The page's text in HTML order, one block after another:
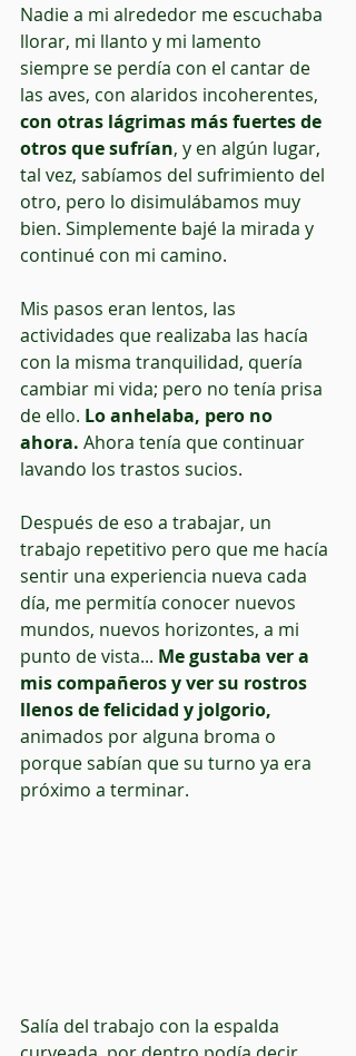
Nadie a mi alrededor me escuchaba
llorar, mi llanto y mi lamento
siempre se perdía con el cantar de
las aves, con alaridos incoherentes,
con otras lágrimas más fuertes de
otros que sufrían, y en algún lugar,
tal vez, sabíamos del sufrimiento del
otro, pero lo disimulábamos muy
bien. Simplemente bajé la mirada y
continué con mi camino.
Mis pasos eran lentos, las
actividades que realizaba las hacía
con la misma tranquilidad, quería
cambiar mi vida; pero no tenía prisa
de ello. Lo anhelaba, pero no
ahora. Ahora tenía que continuar
lavando los trastos sucios.
Después de eso a trabajar, un
trabajo repetitivo pero que me hacía
sentir una experiencia nueva cada
día, me permitía conocer nuevos
mundos, nuevos horizontes, a mi
punto de vista... Me gustaba ver a
mis compañeros y ver su rostros
llenos de felicidad y jolgorio,
animados por alguna broma o
porque sabían que su turno ya era
próximo a terminar.
Salía del trabajo con la espalda